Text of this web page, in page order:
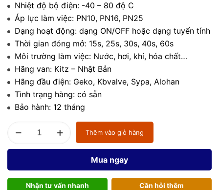
Nhiệt độ bộ điện: -40 – 80 độ C
Áp lực làm việc: PN10, PN16, PN25
Dạng hoạt động: dạng ON/OFF hoặc dạng tuyến tính
Thời gian đóng mở: 15s, 25s, 30s, 40s, 60s
Môi trường làm việc: Nước, hơi, khí, hóa chất…
Hãng van: Kitz – Nhật Bản
Hãng đầu điện: Geko, Kbvalve, Sypa, Alohan
Tình trạng hàng: có sẵn
Bảo hành: 12 tháng
bướm
khiển
Kitz
số
Thêm vào giỏ hàng
Mua ngay
Nhận tư vấn nhanh Cần hỏi thêm